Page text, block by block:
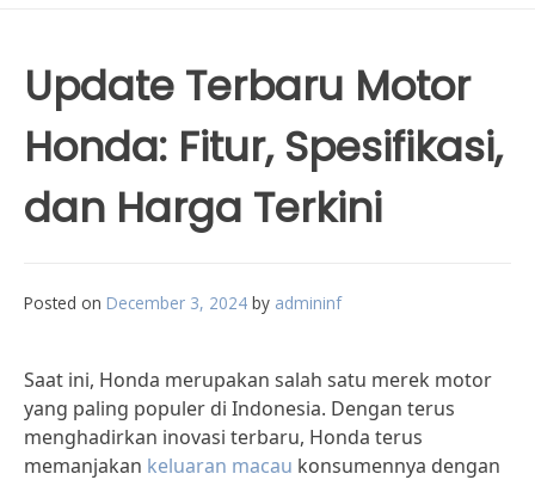
Update Terbaru Motor
Honda: Fitur, Spesifikasi,
dan Harga Terkini
Posted on December 3, 2024 by admininf
Saat ini, Honda merupakan salah satu merek motor
yang paling populer di Indonesia. Dengan terus
menghadirkan inovasi terbaru, Honda terus
memanjakan keluaran macau konsumennya dengan